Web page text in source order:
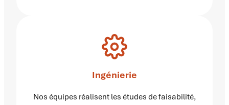
Ingénierie
Nos équipes réalisent les études de faisabilité,